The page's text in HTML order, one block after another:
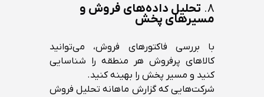
۸. تحلیل داده‌های فروش و
مسیرهای پخش
با بررسی فاکتورهای فروش، می‌توانید
کالاهای پرفروش هر منطقه را شناسایی
کنید و مسیر پخش را بهینه کنید.
شرکت‌هایی که گزارش ماهانه تحلیل فروش